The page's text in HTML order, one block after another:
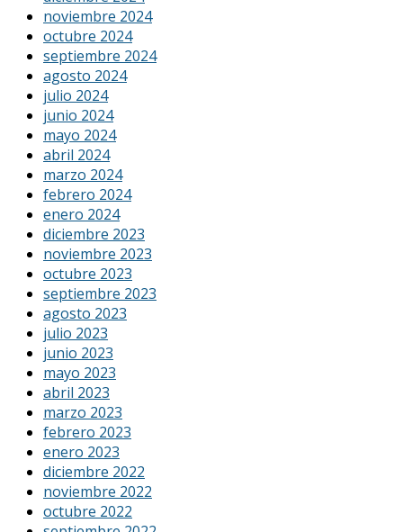
noviembre 2024
octubre 2024
septiembre 2024
agosto 2024
julio 2024
junio 2024
mayo 2024
abril 2024
marzo 2024
febrero 2024
enero 2024
diciembre 2023
noviembre 2023
octubre 2023
septiembre 2023
agosto 2023
julio 2023
junio 2023
mayo 2023
abril 2023
marzo 2023
febrero 2023
enero 2023
diciembre 2022
noviembre 2022
octubre 2022